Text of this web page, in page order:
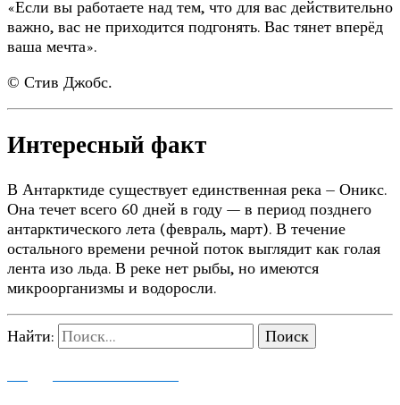
«Если вы работаете над тем, что для вас действительно
важно, вас не приходится подгонять. Вас тянет вперёд
ваша мечта».
© Стив Джобс.
Интересный факт
В Антарктиде существует единственная река – Оникс.
Она течет всего 60 дней в году — в период позднего
антарктического лета (февраль, март). В течение
остального времени речной поток выглядит как голая
лента изо льда. В реке нет рыбы, но имеются
микроорганизмы и водоросли.
Найти: